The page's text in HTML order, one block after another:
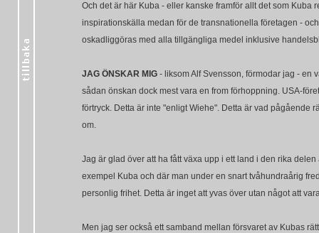
Och det är här Kuba - eller kanske framför allt det som
inspirationskälla medan för de transnationella företagen -
oskadliggöras med alla tillgängliga medel inklusive
JAG ÖNSKAR MIG - liksom Alf Svensson, förmodar jag - en
sådan önskan dock mest vara en from förhoppning. USA-
förtryck. Detta är inte "enligt Wiehe". Detta är vad pågående
om.
Jag är glad över att ha fått växa upp i ett land i den rika
exempel Kuba och där man under en snart tvåhundraårig
personlig frihet. Detta är inget att yvas över utan något att
Men jag ser också ett samband mellan försvaret av Kubas